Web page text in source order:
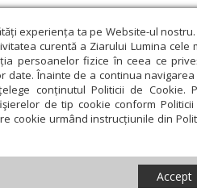
experiența ta pe Website-ul nostru.
curentă a Ziarului Lumina cele
persoanelor fizice în ceea ce
date. Înainte de a continua navigarea
conținutul Politicii de Cookie.
de tip cookie conform Politicii
cookie urmând instrucțiunile din
Accept
Societate Opinii